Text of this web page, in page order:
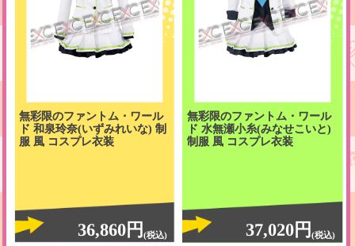
無彩限のファントム・ワール
ド 和泉玲奈(いずみれいな) 制
服 風 コスプレ衣装
36,860円(税込)
無彩限のファントム・ワール
ド 水無瀬小糸(みなせこいと)
制服 風 コスプレ衣装
37,020円(税込)